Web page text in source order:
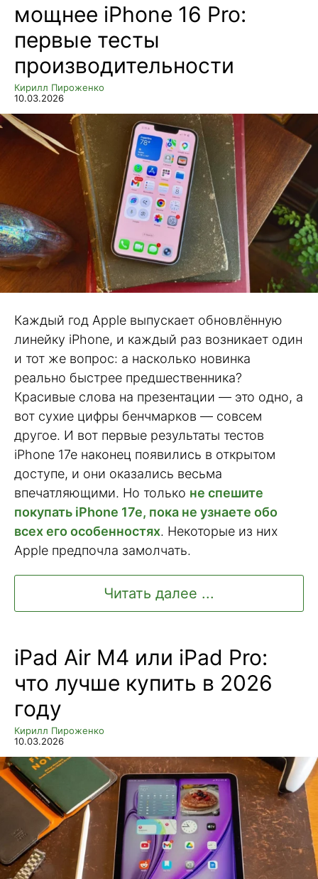
мощнее iPhone 16 Pro:
первые тесты
производительности
Кирилл Пироженко
10.03.2026
Каждый год Apple выпускает обновлённую
линейку iPhone, и каждый раз возникает один
и тот же вопрос: а насколько новинка
реально быстрее предшественника?
Красивые слова на презентации — это одно, а
вот сухие цифры бенчмарков — совсем
другое. И вот первые результаты тестов
iPhone 17e наконец появились в открытом
доступе, и они оказались весьма
впечатляющими. Но только не спешите
покупать iPhone 17e, пока не узнаете обо
всех его особенностях. Некоторые из них
Apple предпочла замолчать.
Читать далее ...
iPad Air M4 или iPad Pro:
что лучше купить в 2026
году
Кирилл Пироженко
10.03.2026